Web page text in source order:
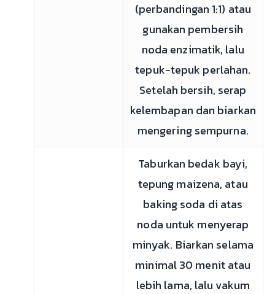
(perbandingan 1:1) atau
gunakan pembersih
noda enzimatik, lalu
tepuk-tepuk perlahan.
Setelah bersih, serap
kelembapan dan biarkan
mengering sempurna.
Taburkan bedak bayi,
tepung maizena, atau
baking soda di atas
noda untuk menyerap
minyak. Biarkan selama
minimal 30 menit atau
lebih lama, lalu vakum